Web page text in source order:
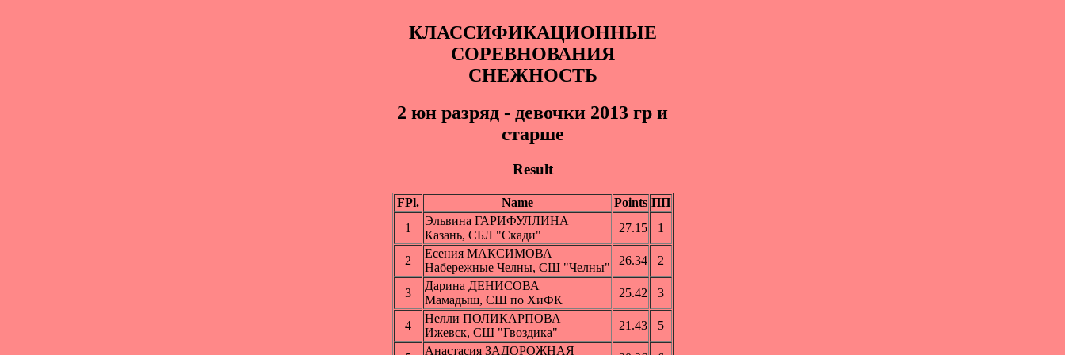
КЛАССИФИКАЦИОННЫЕ
СОРЕВНОВАНИЯ
СНЕЖНОСТЬ
2 юн paзряд - девочки 2013 гр и
старше
Result
FPl. Name Points ПП
1
Эльвина ГАРИФУЛЛИНА
Казань, СБЛ "Скади"
27.15 1
2
Есения МАКСИМОВА
Набережные Челны, СШ "Челны"
26.34 2
3
Дарина ДЕНИСОВА
Мамадыш, СШ по ХиФК
25.42 3
4
Нелли ПОЛИКАРПОВА
Ижевск, СШ "Гвоздика"
21.43 5
Анастасия ЗАДОРОЖНАЯ